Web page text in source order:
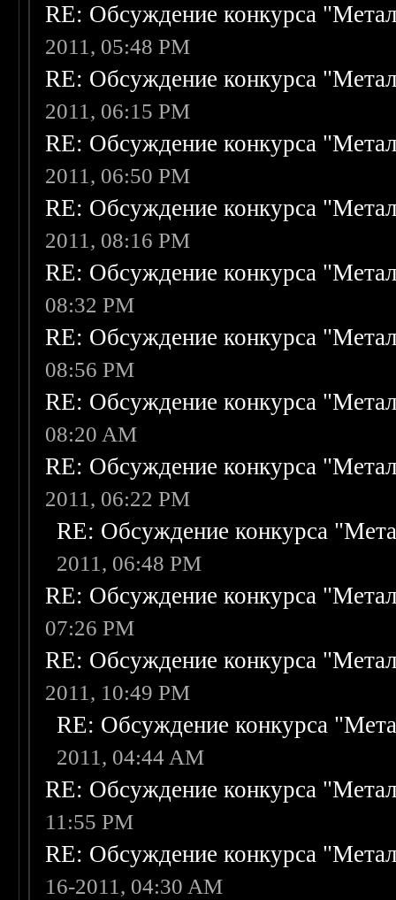
RE: Обсуждение конкурса
2011, 05:48 PM
RE: Обсуждение конкурса
2011, 06:15 PM
RE: Обсуждение конкурса
2011, 06:50 PM
RE: Обсуждение конкурса
2011, 08:16 PM
RE: Обсуждение конкурса
08:32 PM
RE: Обсуждение конкурса
08:56 PM
RE: Обсуждение конкурса
08:20 AM
RE: Обсуждение конкурса
2011, 06:22 PM
RE: Обсуждение конкурса
2011, 06:48 PM
RE: Обсуждение конкурса
07:26 PM
RE: Обсуждение конкурса
2011, 10:49 PM
RE: Обсуждение конкурса
2011, 04:44 AM
RE: Обсуждение конкурса
11:55 PM
RE: Обсуждение конкурса
16-2011, 04:30 AM